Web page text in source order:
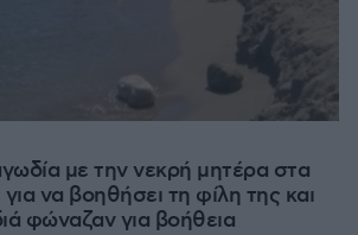
με την νεκρή μητέρα στα
να βοηθήσει τη φίλη της και
φώναζαν για βοήθεια